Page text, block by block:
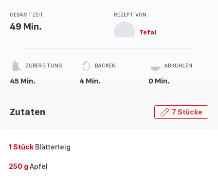
GESAMTZEIT
49 Min.
REZEPT VON
Tefal
ZUBEREITUNG
45 Min.
BACKEN
4 Min.
ABKÜHLEN
0 Min.
Zutaten 7 Stücke
1 Stück Blätterteig
250 g Apfel